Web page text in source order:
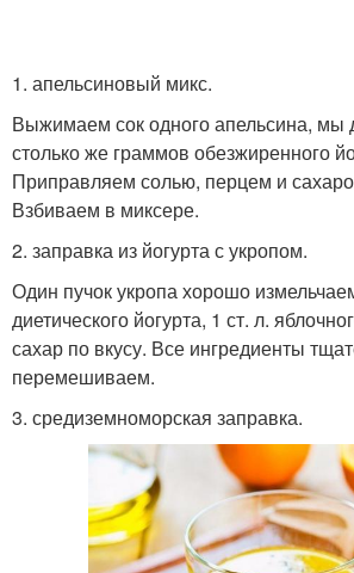
Заправка с базиликом
1. апельсиновый микс.
Выжимаем сок одного апельсина, мы
столько же граммов обезжиренного
Приправляем солью, перцем и
Взбиваем в миксере.
2. заправка из йогурта с укропом.
Один пучок укропа хорошо
диетического йогурта, 1 ст. л.
сахар по вкусу. Все ингредиенты
перемешиваем.
3. средиземноморская заправка.